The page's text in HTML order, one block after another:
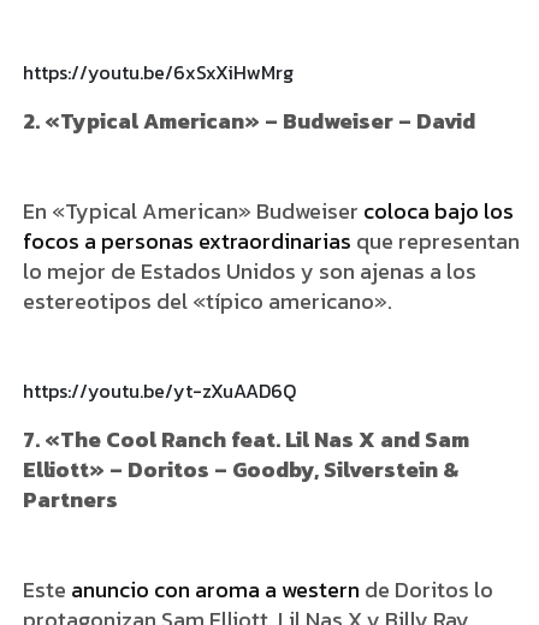
https://youtu.be/6xSxXiHwMrg
2. «Typical American» – Budweiser – David
En «Typical American» Budweiser coloca bajo los
focos a personas extraordinarias que representan
lo mejor de Estados Unidos y son ajenas a los
estereotipos del «típico americano».
https://youtu.be/yt-zXuAAD6Q
7. «The Cool Ranch feat. Lil Nas X and Sam
Elliott» – Doritos – Goodby, Silverstein &
Partners
Este anuncio con aroma a western de Doritos lo